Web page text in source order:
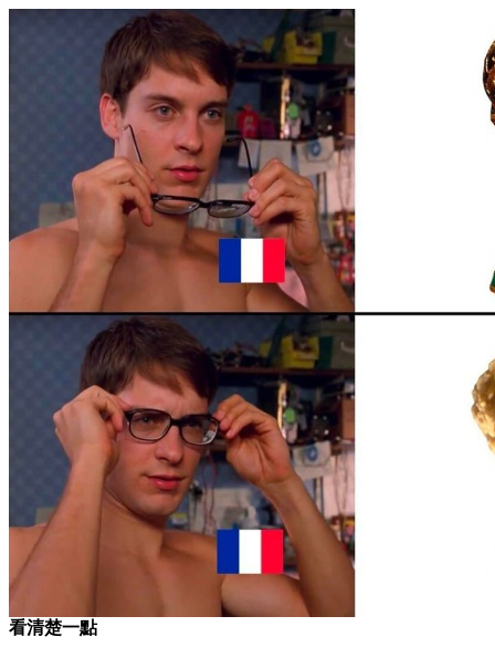
看清楚一點